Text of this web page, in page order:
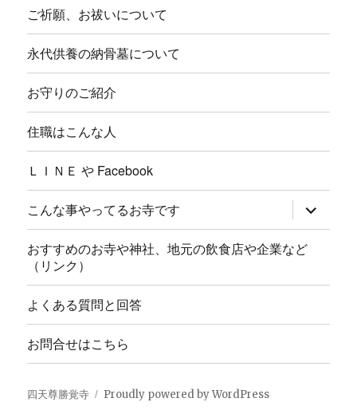
ご祈願、お祓いについて
永代供養の納骨墓について
お守りのご紹介
住職はこんな人
ＬＩＮＥ や Facebook
こんな事やってるお寺です サ
ブ
メ
ニ
ュ
を
おすすめのお寺や神社、地元の飲食店や企業など
（リンク）
よくある質問と回答
お問合せはこちら
四天尊勝覚寺 Proudly powered by WordPress